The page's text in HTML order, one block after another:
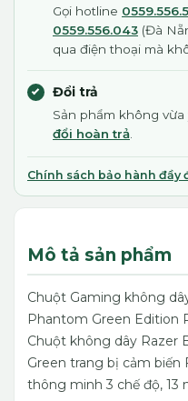
Gọi hotline
0559.556.043 (Đà
qua điện thoại mà
Đổi trả
Sản phẩm không
đổi hoàn trả
Chính sách bảo hành đầy
Mô tả sản phẩm
Chuột Gaming không
Phantom Green Edition
Chuột không dây Razer
Green trang bị cảm biến
thông minh 3 chế độ, 13